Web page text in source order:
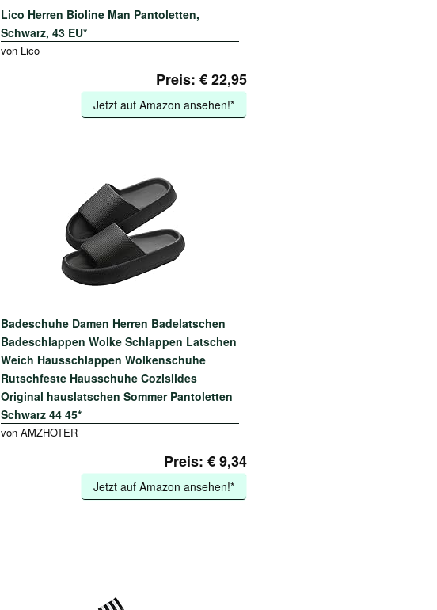
Lico Herren Bioline Man Pantoletten,
Schwarz, 43 EU*
von Lico
Preis: € 22,95
Jetzt auf Amazon ansehen!*
Badeschuhe Damen Herren Badelatschen
Badeschlappen Wolke Schlappen Latschen
Weich Hausschlappen Wolkenschuhe
Rutschfeste Hausschuhe Cozislides
Original hauslatschen Sommer Pantoletten
Schwarz 44 45*
von AMZHOTER
Preis: € 9,34
Jetzt auf Amazon ansehen!*